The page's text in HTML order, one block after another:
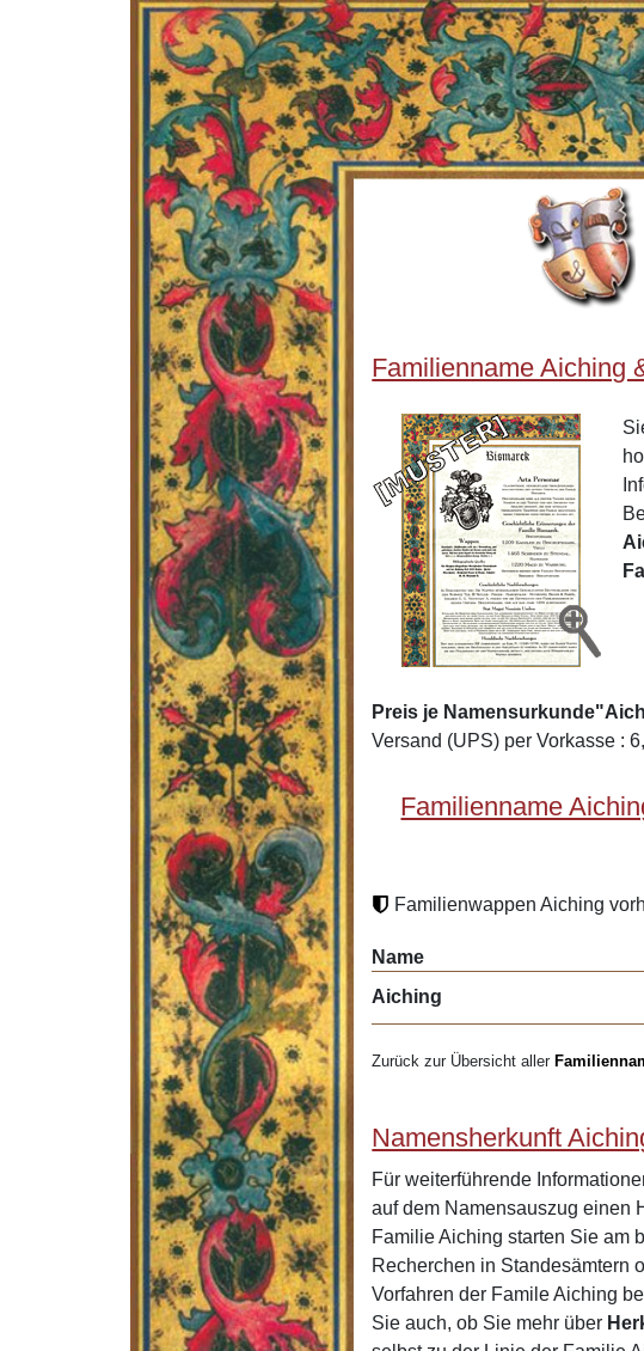
Familienname Aiching
Preis je
Versand (UPS) per Vorkasse :
Familienname
Familienwappen Aiching
Name
Aiching
Zurück zur Übersicht aller
Namensherkunft
Für weiterführende
auf dem Namensauszug einen
Familie Aiching starten Sie am
Recherchen in Standesämtern
Vorfahren der Famile Aiching
Sie auch, ob Sie mehr über